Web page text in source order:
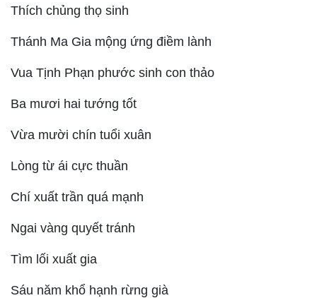
Thích chủng thọ sinh
Thánh Ma Gia mộng ứng điềm lành
Vua Tịnh Phạn phước sinh con thảo
Ba mươi hai tướng tốt
Vừa mười chín tuổi xuân
Lòng từ ái cực thuần
Chí xuất trần quá mạnh
Ngai vàng quyết tránh
Tìm lối xuất gia
Sáu năm khổ hạnh rừng già